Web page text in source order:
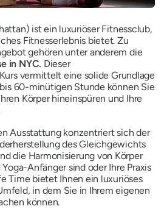
ist ein luxuriöser Fitnessclub,
Fitnesserlebnis bietet. Zu
gehören unter anderem die
in NYC. Dieser
vermittelt eine solide Grundlage
60-minütigen Stunde können Sie
Körper hineinspüren und Ihre
Ausstattung konzentriert sich der
des Gleichgewichts
die Harmonisierung von Körper
Anfänger sind oder Ihre Praxis
Time bietet Ihnen ein luxuriöses
in dem Sie in Ihrem eigenen
können.